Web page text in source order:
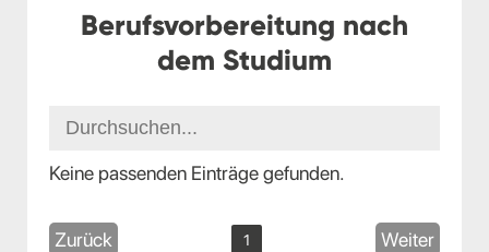
Berufsvorbereitung nach
dem Studium
Keine passenden Einträge gefunden.
Zurück 1 Weiter